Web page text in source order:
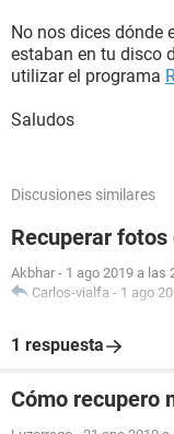
No nos dices dónde
estaban en tu disco
utilizar el programa
Saludos
Discusiones similares
Recuperar
Akbhar - 1 ago 2019 a las
Carlos-vialfa - 1 ago
1 respuesta
Cómo recupero